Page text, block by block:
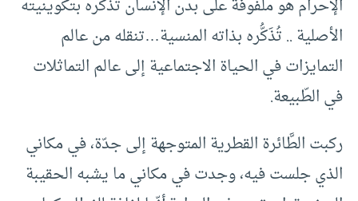
الإحرام هو ملفوفة على بدن الإنسان تذكره بتكوينيته
الأصلية .. تُذَكُّره بذاته المنسية…تنقله من عالم
التمايزات في الحياة الاجتماعية إلى عالم التماثلات
في الطّبيعة.
ركبت الطَّائرة القطرية المتوجهة إلى جدّة، في مكاني
الذي جلست فيه، وجدت في مكاني ما يشبه الحقيبة